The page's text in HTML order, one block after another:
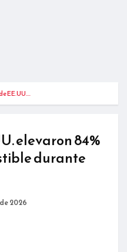
EE.UU.…
elevaron 84%
durante
2026